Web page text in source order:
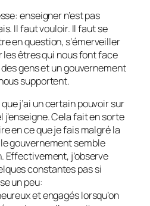
enseigner n’est pas
Il faut vouloir. Il faut se
en question, s’émerveiller
êtres qui nous font face
gens et un gouvernement
supportent.
j’ai un certain pouvoir sur
Cela fait en sorte
en ce que je fais malgré la
gouvernement semble
Effectivement, j’observe
constantes pas si
un peu:
et engagés lorsqu’on